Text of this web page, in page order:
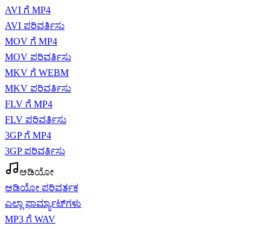
AVI ಗೆ MP4
AVI ಪರಿವರ್ತಿಸು
MOV ಗೆ MP4
MOV ಪರಿವರ್ತಿಸು
MKV ಗೆ WEBM
MKV ಪರಿವರ್ತಿಸು
FLV ಗೆ MP4
FLV ಪರಿವರ್ತಿಸು
3GP ಗೆ MP4
3GP ಪರಿವರ್ತಿಸು
ಆಡಿಯೋ
ಆಡಿಯೋ ಪರಿವರ್ತಕ
ಎಲ್ಲಾ ಫಾರ್ಮ್ಯಾಟ್‌ಗಳು
MP3 ಗೆ WAV